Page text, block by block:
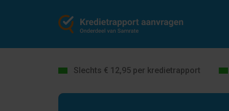
Slechts € 12,95 per kredietrapport